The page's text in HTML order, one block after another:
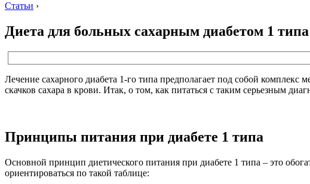
Статьи ›
Диета для больных сахарным диабетом 1 типа
Лечение сахарного диабета 1-го типа предполагает под собой комплекс
скачков сахара в крови. Итак, о том, как питаться с таким серьезным
Принципы питания при диабете 1 типа
Основной принцип диетического питания при диабете 1 типа – это
ориентироваться по такой таблице: